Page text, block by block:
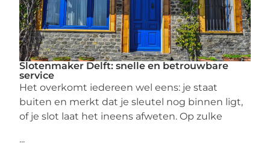
Slotenmaker Delft: snelle en betrouwbare
service
Het overkomt iedereen wel eens: je staat
buiten en merkt dat je sleutel nog binnen ligt,
of je slot laat het ineens afweten. Op zulke
...